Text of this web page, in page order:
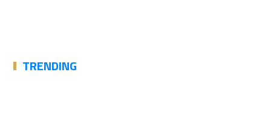
TRENDING